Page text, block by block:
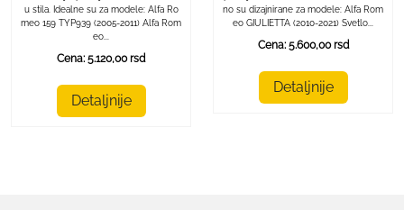
u stila. Idealne su za modele: Alfa Ro
meo 159 TYP939 (2005-2011) Alfa Rom
eo...
Cena: 5.120,00 rsd
Detaljnije
no su dizajnirane za modele: Alfa Rom
eo GIULIETTA (2010-2021) Svetlo...
Cena: 5.600,00 rsd
Detaljnije